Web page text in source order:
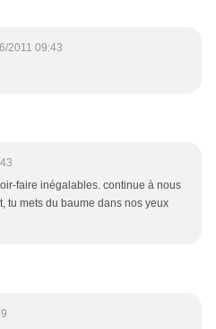
2011 09:43
faire inégalables. continue à nous
tu mets du baume dans nos yeux